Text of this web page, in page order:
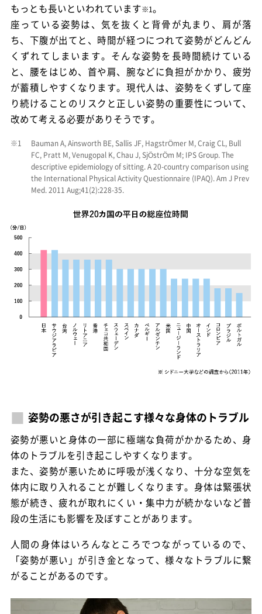
もっとも長いといわれています ※1 。
座っている姿勢は、気を抜くと背骨が丸まり、肩が落
ち、下腹が出てと、時間が経つにつれて姿勢がどんどん
くずれてしまいます。そんな姿勢を長時間続けている
と、腰をはじめ、首や肩、腕などに負担がかかり、疲労
が蓄積しやすくなります。 現代人は、姿勢をくずして座
り続けることのリスクと正しい姿勢の重要性について、
改めて考える必要がありそうです。
※1
Bauman A, Ainsworth BE, Sallis JF, HagstrÖmer M, Craig CL, Bull
FC, Pratt M, Venugopal K, Chau J, SjÖstrÖm M; IPS Group. The
descriptive epidemiology of sitting. A 20-country comparison using
the International Physical Activity Questionnaire (IPAQ). Am J Prev
Med. 2011 Aug;41(2):228-35.
姿勢の悪さが引き起こす様々な身体のトラブル
姿勢が悪いと身体の一部に極端な負荷がかかるため、身
体のトラブルを引き起こしやすくなります。
また、姿勢が悪いために呼吸が浅くなり、十分な空気を
体内に取り入れることが難しくなります。身体は緊張状
態が続き、疲れが取れにくい・集中力が続かないなど普
段の生活にも影響を及ぼすことがあります。
人間の身体はいろんなところでつながっているので、
「姿勢が悪い」が引き金となって、様々なトラブルに繋
がることがあるのです。